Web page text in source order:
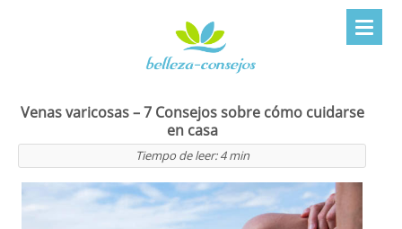
Venas varicosas – 7 Consejos sobre cómo cuidarse
en casa
Tiempo de leer:4 min